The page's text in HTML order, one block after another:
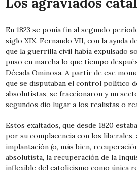
En 1823 se ponía fin al segundo
siglo XIX. Fernando VII, con la ayuda
que la guerrilla civil había expulsado
puso en marcha lo que tiempo
Década Ominosa. A partir de ese
que se disputaban el control político
absolutistas, se fraccionaron y un
segundos dio lugar a los realistas o
Estos exaltados, que desde 1820
por su complacencia con los liberales,
implantación (o, más bien,
absolutista, la recuperación de la
inflexible del catolicismo como única